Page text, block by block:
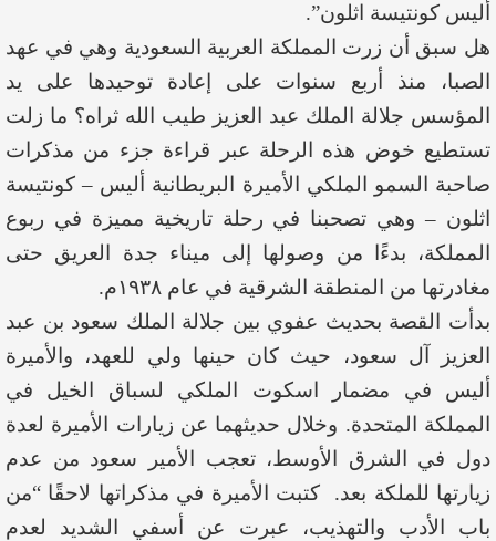
أليس كونتيسة اثلون”.
هل سبق أن زرت المملكة العربية السعودية وهي في عهد
الصبا، منذ أربع سنوات على إعادة توحيدها على يد
المؤسس جلالة الملك عبد العزيز طيب الله ثراه؟ ما زلت
تستطيع خوض هذه الرحلة عبر قراءة جزء من مذكرات
صاحبة السمو الملكي الأميرة البريطانية أليس – كونتيسة
اثلون – وهي تصحبنا في رحلة تاريخية مميزة في ربوع
المملكة، بدءًا من وصولها إلى ميناء جدة العريق حتى
مغادرتها من المنطقة الشرقية في عام ١٩٣٨م.
بدأت القصة بحديث عفوي بين جلالة الملك سعود بن عبد
العزيز آل سعود، حيث كان حينها ولي للعهد، والأميرة
أليس في مضمار اسكوت الملكي لسباق الخيل في
المملكة المتحدة. وخلال حديثهما عن زيارات الأميرة لعدة
دول في الشرق الأوسط، تعجب الأمير سعود من عدم
زيارتها للملكة بعد. كتبت الأميرة في مذكراتها لاحقًا “من
باب الأدب والتهذيب، عبرت عن أسفي الشديد لعدم